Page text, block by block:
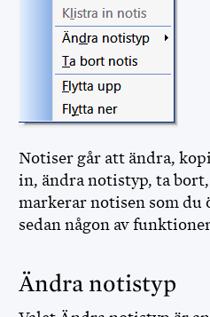
Notiser går att ändra,
in, ändra notistyp, ta
markerar notisen som du
sedan någon av
Ändra notistyp